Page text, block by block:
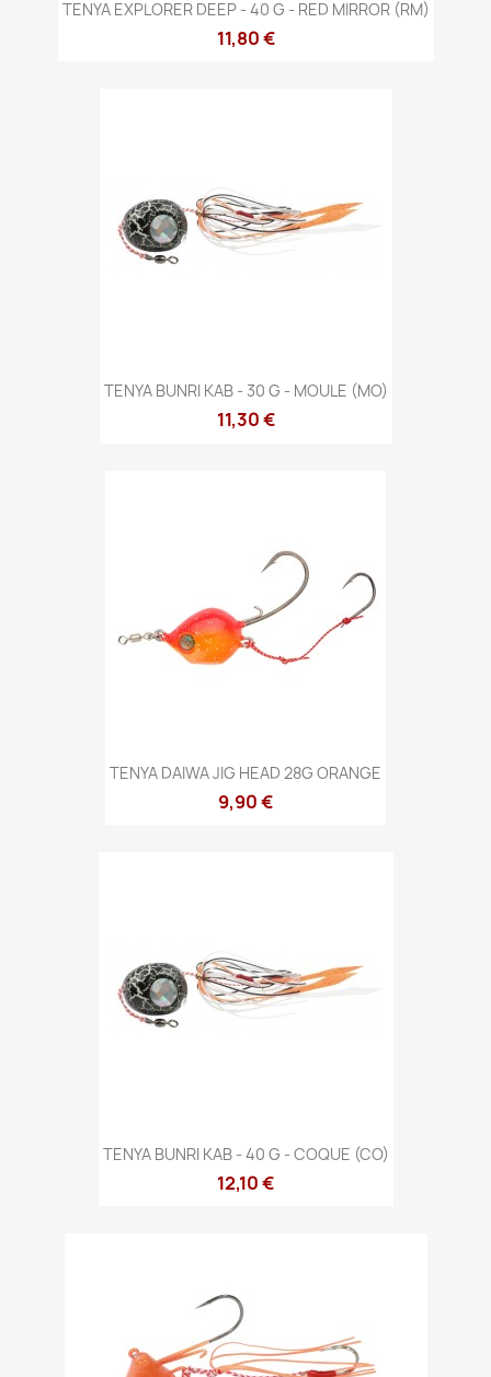
TENYA EXPLORER DEEP - 40 G - RED MIRROR (RM)
11,80 €
TENYA BUNRI KAB - 30 G - MOULE (MO)
11,30 €
TENYA DAIWA JIG HEAD 28G ORANGE
9,90 €
TENYA BUNRI KAB - 40 G - COQUE (CO)
12,10 €